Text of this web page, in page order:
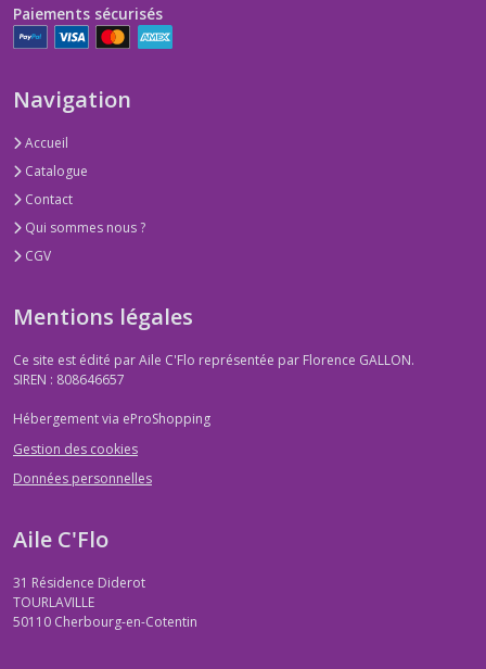
Paiements sécurisés
Navigation
Accueil
Catalogue
Contact
Qui sommes nous ?
CGV
Mentions légales
Ce site est édité par Aile C'Flo représentée par Florence GALLON.
SIREN : 808646657
Hébergement via eProShopping
Gestion des cookies
Données personnelles
Aile C'Flo
31 Résidence Diderot
TOURLAVILLE
50110 Cherbourg-en-Cotentin